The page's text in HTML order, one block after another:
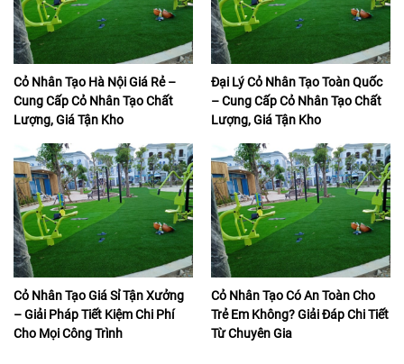
Cỏ Nhân Tạo Hà Nội Giá Rẻ –
Cung Cấp Cỏ Nhân Tạo Chất
Lượng, Giá Tận Kho
Đại Lý Cỏ Nhân Tạo Toàn Quốc
– Cung Cấp Cỏ Nhân Tạo Chất
Lượng, Giá Tận Kho
Cỏ Nhân Tạo Giá Sỉ Tận Xưởng
– Giải Pháp Tiết Kiệm Chi Phí
Cho Mọi Công Trình
Cỏ Nhân Tạo Có An Toàn Cho
Trẻ Em Không? Giải Đáp Chi Tiết
Từ Chuyên Gia